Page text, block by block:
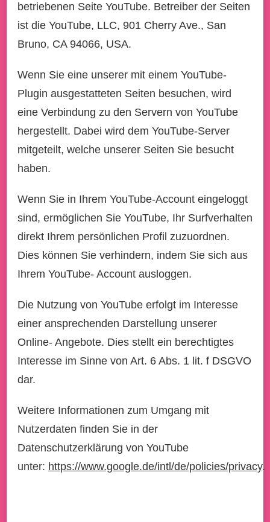
betriebenen Seite YouTube. Betreiber der Seiten
ist die YouTube, LLC, 901 Cherry Ave., San
Bruno, CA 94066, USA.
Wenn Sie eine unserer mit einem YouTube-
Plugin ausgestatteten Seiten besuchen, wird
eine Verbindung zu den Servern von YouTube
hergestellt. Dabei wird dem YouTube-Server
mitgeteilt, welche unserer Seiten Sie besucht
haben.
Wenn Sie in Ihrem YouTube-Account eingeloggt
sind, ermöglichen Sie YouTube, Ihr Surfverhalten
direkt Ihrem persönlichen Profil zuzuordnen.
Dies können Sie verhindern, indem Sie sich aus
Ihrem YouTube- Account ausloggen.
Die Nutzung von YouTube erfolgt im Interesse
einer ansprechenden Darstellung unserer
Online- Angebote. Dies stellt ein berechtigtes
Interesse im Sinne von Art. 6 Abs. 1 lit. f DSGVO
dar.
Weitere Informationen zum Umgang mit
Nutzerdaten finden Sie in der
Datenschutzerklärung von YouTube
unter: https://www.google.de/intl/de/policies/privacy.